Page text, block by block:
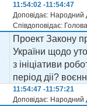
11:54:02 -11:54:47
Доповідає: Народний
Співдоповідає:
Проект Закону
України щодо
з ініціативи
період діі?
11:54:47 -11:57:21
Доповідає: Народний